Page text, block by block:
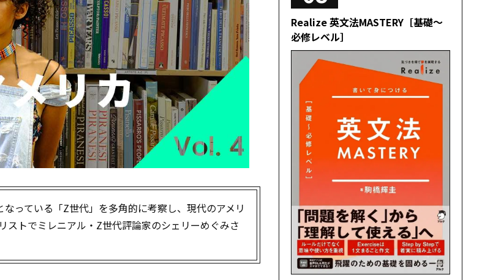
っている「Z世代」を多角的に考察し、現代のアメリ
ストでミレニアル・Z世代評論家のシェリーめぐみさ
Realize 英文法MASTERY［基礎～
必修レベル］